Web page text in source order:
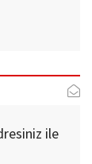
ile